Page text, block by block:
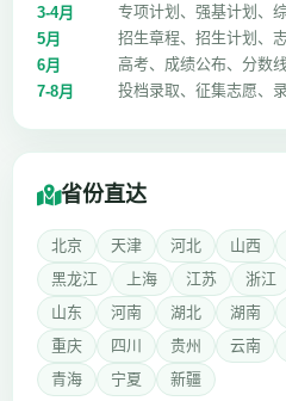
3-4月
专项计划、强基计划、
5月
招生章程、招生计划、
6月
高考、成绩公布、分数
7-8月
投档录取、征集志愿、
省份直达
北京 天津 河北 山西
黑龙江
上海 江苏 浙江
山东
河南 湖北 湖南
重庆
四川 贵州 云南
青海
宁夏 新疆